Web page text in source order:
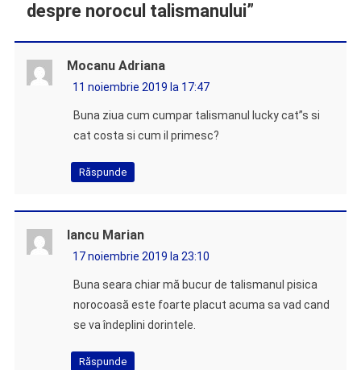
despre norocul talismanului”
Mocanu Adriana
11 noiembrie 2019 la 17:47
Buna ziua cum cumpar talismanul lucky cat”s si
cat costa si cum il primesc?
Răspunde
Iancu Marian
17 noiembrie 2019 la 23:10
Buna seara chiar mă bucur de talismanul pisica
norocoasă este foarte placut acuma sa vad cand
se va îndeplini dorintele.
Răspunde